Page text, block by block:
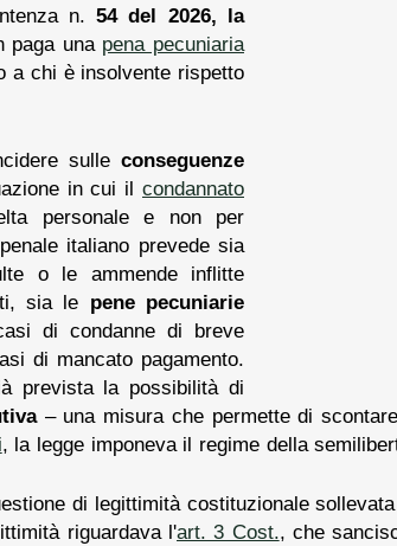
n.54 del 2026, la
paga una pena pecuniaria
a chi è insolvente rispetto
sulle conseguenze
in cui il condannato
personale e non per
italiano prevede sia
o le ammende inflitte
sia le pene pecuniarie
di condanne di breve
di mancato pagamento.
prevista la possibilità di
– una misura che permette di
, la legge imponeva il regime della
di legittimità costituzionale
riguardava l'art. 3 Cost., che